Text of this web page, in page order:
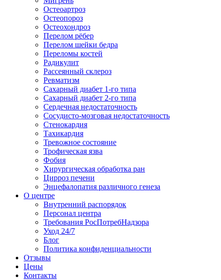
Остеоартроз
Остеопороз
Остеохондроз
Перелом рёбер
Перелом шейки бедра
Переломы костей
Радикулит
Рассеянный склероз
Ревматизм
Сахарный диабет 1-го типа
Сахарный диабет 2-го типа
Сердечная недостаточность
Сосудисто-мозговая недостаточность
Стенокардия
Тахикардия
Тревожное состояние
Трофическая язва
Фобия
Хирургическая обработка ран
Цирроз печени
Энцефалопатия различного генеза
О центре
Внутренний распорядок
Персонал центра
Требования РосПотребНадзора
Уход 24/7
Блог
Политика конфиденциальности
Отзывы
Цены
Контакты